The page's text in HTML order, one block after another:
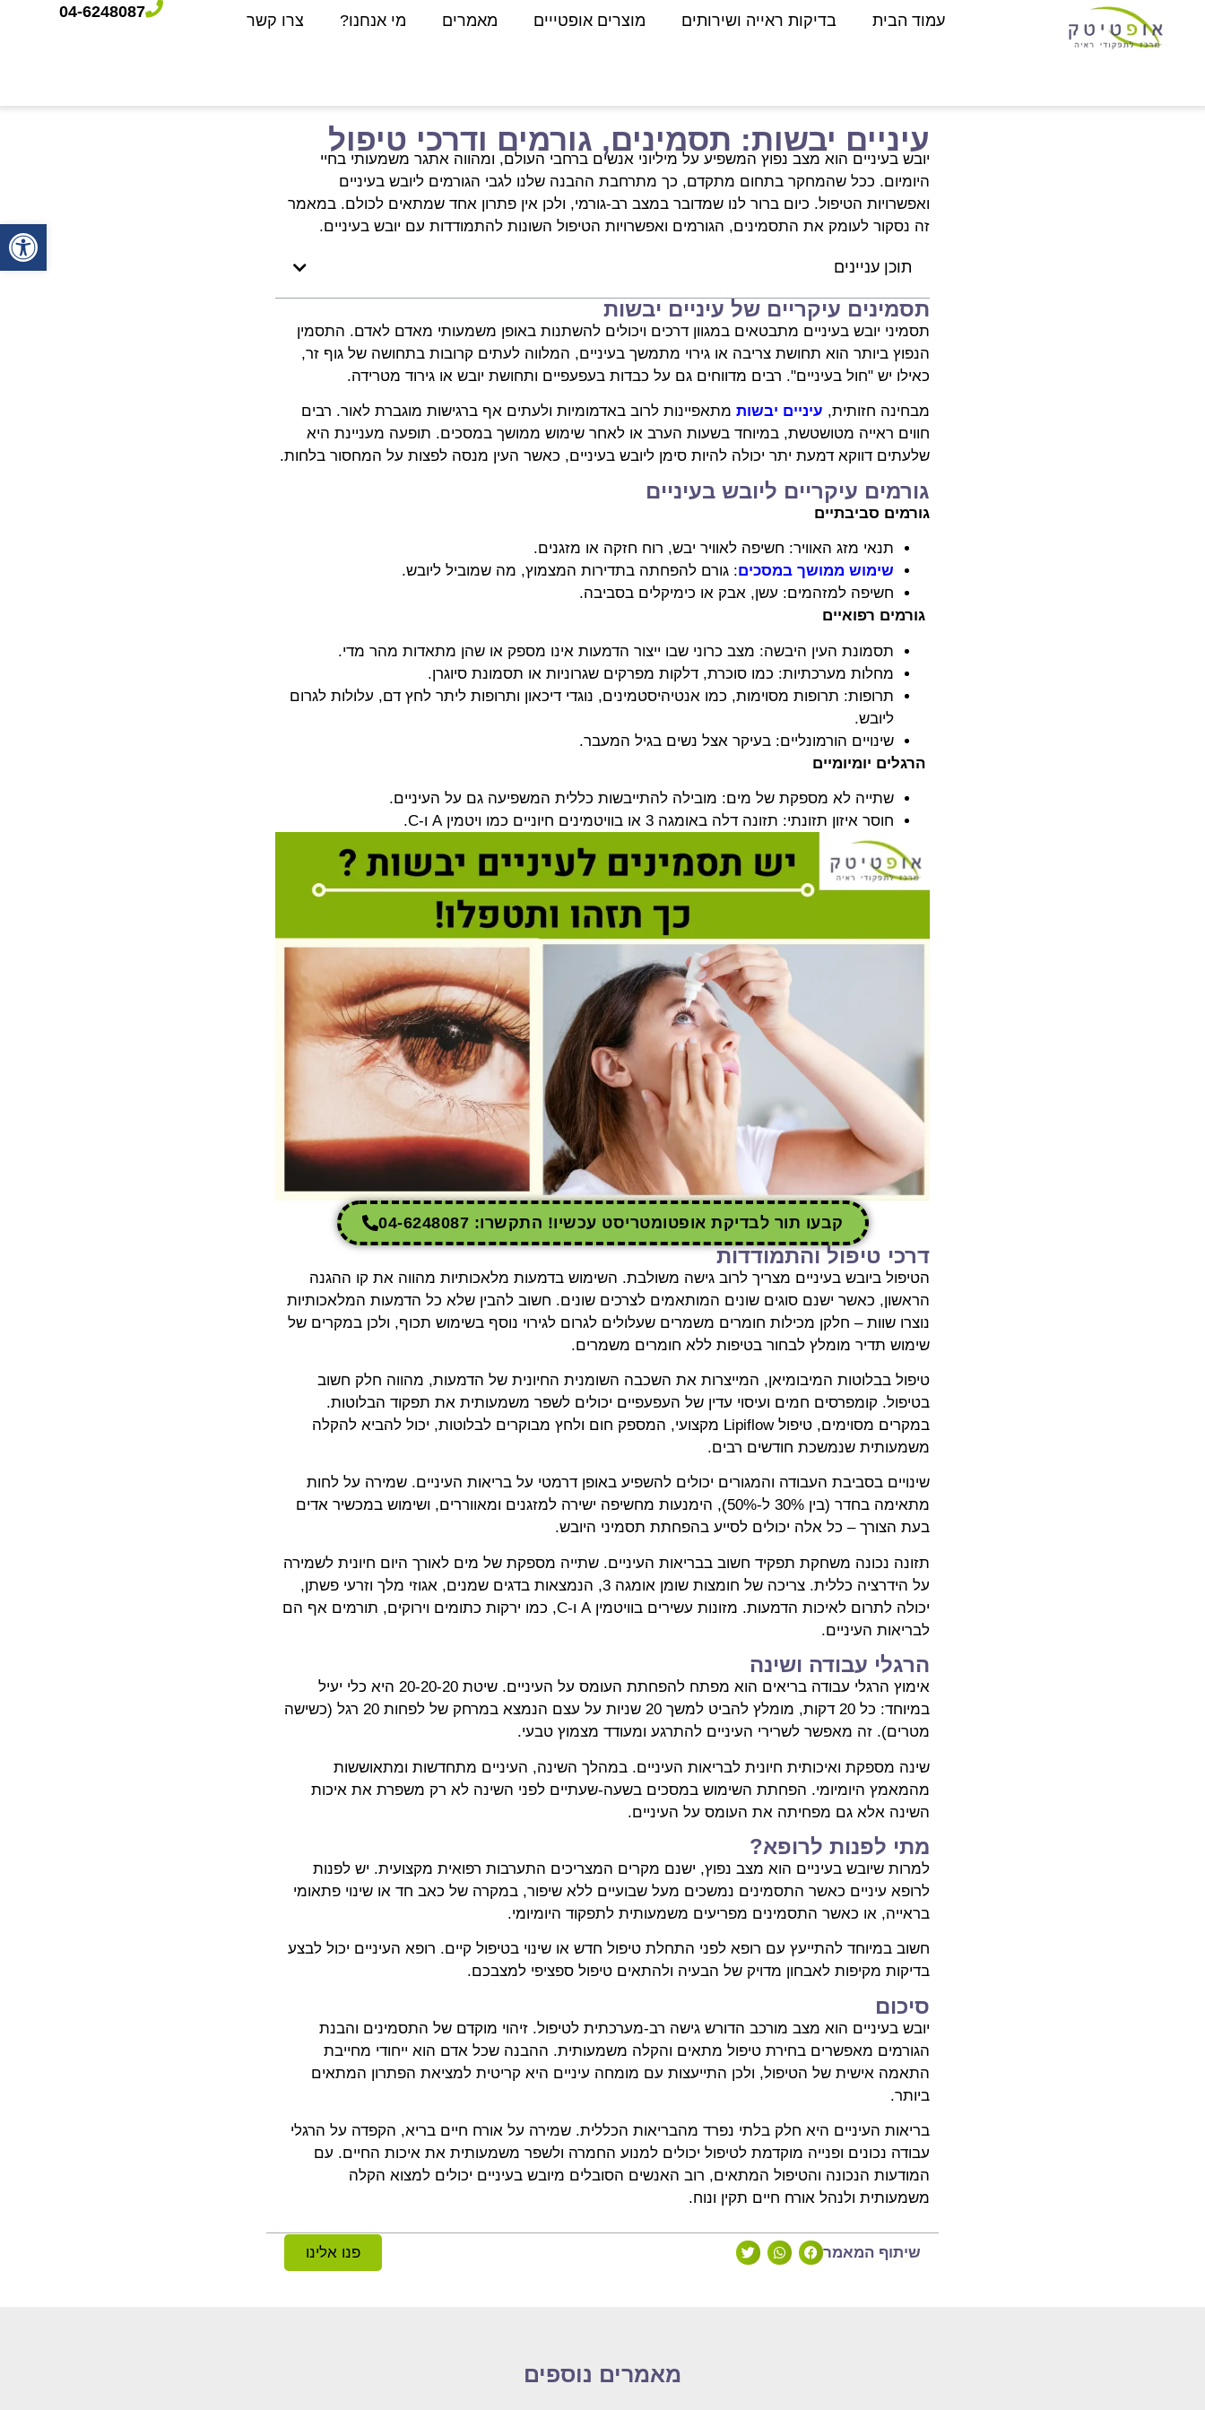
פתח
עמוד הבית בדיקות ראייה ושירותים מוצרים אופטייים מאמרים מי אנחנו? צרו קשר 04-6248087
עיניים יבשות: תסמינים, גורמים ודרכי טיפול
יובש בעיניים הוא מצב נפוץ המשפיע על מיליוני אנשים ברחבי העולם, ומהווה אתגר משמעותי בחיי
היומיום. ככל שהמחקר בתחום מתקדם, כך מתרחבת ההבנה שלנו לגבי הגורמים ליובש בעיניים
ואפשרויות הטיפול. כיום ברור לנו שמדובר במצב רב-גורמי, ולכן אין פתרון אחד שמתאים לכולם. במאמר
זה נסקור לעומק את התסמינים, הגורמים ואפשרויות הטיפול השונות להתמודדות עם יובש בעיניים.
תוכן עניינים
תסמינים עיקריים של עיניים יבשות
תסמיני יובש בעיניים מתבטאים במגוון דרכים ויכולים להשתנות באופן משמעותי מאדם לאדם. התסמין
הנפוץ ביותר הוא תחושת צריבה או גירוי מתמשך בעיניים, המלווה לעתים קרובות בתחושה של גוף זר,
כאילו יש "חול בעיניים". רבים מדווחים גם על כבדות בעפעפיים ותחושת יובש או גירוד מטרידה.
מבחינה חזותית, עיניים יבשות מתאפיינות לרוב באדמומיות ולעתים אף ברגישות מוגברת לאור. רבים
חווים ראייה מטושטשת, במיוחד בשעות הערב או לאחר שימוש ממושך במסכים. תופעה מעניינת היא
שלעתים דווקא דמעת יתר יכולה להיות סימן ליובש בעיניים, כאשר העין מנסה לפצות על המחסור בלחות.
גורמים עיקריים ליובש בעיניים
גורמים סביבתיים
תנאי מזג האוויר: חשיפה לאוויר יבש, רוח חזקה או מזגנים.
שימוש ממושך במסכים: גורם להפחתה בתדירות המצמוץ, מה שמוביל ליובש.
חשיפה למזהמים: עשן, אבק או כימיקלים בסביבה.
גורמים רפואיים
תסמונת העין היבשה: מצב כרוני שבו ייצור הדמעות אינו מספק או שהן מתאדות מהר מדי.
מחלות מערכתיות: כמו סוכרת, דלקות מפרקים שגרוניות או תסמונת סיוגרן.
תרופות: תרופות מסוימות, כמו אנטיהיסטמינים, נוגדי דיכאון ותרופות ליתר לחץ דם, עלולות לגרום
ליובש.
שינויים הורמונליים: בעיקר אצל נשים בגיל המעבר.
הרגלים יומיומיים
שתייה לא מספקת של מים: מובילה להתייבשות כללית המשפיעה גם על העיניים.
חוסר איזון תזונתי: תזונה דלה באומגה 3 או בוויטמינים חיוניים כמו ויטמין A ו-C.
קבעו תור לבדיקת אופטומטריסט עכשיו! התקשרו: 04-6248087
דרכי טיפול והתמודדות
הטיפול ביובש בעיניים מצריך לרוב גישה משולבת. השימוש בדמעות מלאכותיות מהווה את קו ההגנה
הראשון, כאשר ישנם סוגים שונים המותאמים לצרכים שונים. חשוב להבין שלא כל הדמעות המלאכותיות
נוצרו שוות – חלקן מכילות חומרים משמרים שעלולים לגרום לגירוי נוסף בשימוש תכוף, ולכן במקרים של
שימוש תדיר מומלץ לבחור בטיפות ללא חומרים משמרים.
טיפול בבלוטות המיבומיאן, המייצרות את השכבה השומנית החיונית של הדמעות, מהווה חלק חשוב
בטיפול. קומפרסים חמים ועיסוי עדין של העפעפיים יכולים לשפר משמעותית את תפקוד הבלוטות.
במקרים מסוימים, טיפול Lipiflow מקצועי, המספק חום ולחץ מבוקרים לבלוטות, יכול להביא להקלה
משמעותית שנמשכת חודשים רבים.
שינויים בסביבת העבודה והמגורים יכולים להשפיע באופן דרמטי על בריאות העיניים. שמירה על לחות
מתאימה בחדר (בין 30% ל-50%), הימנעות מחשיפה ישירה למזגנים ומאווררים, ושימוש במכשיר אדים
בעת הצורך – כל אלה יכולים לסייע בהפחתת תסמיני היובש.
תזונה נכונה משחקת תפקיד חשוב בבריאות העיניים. שתייה מספקת של מים לאורך היום חיונית לשמירה
על הידרציה כללית. צריכה של חומצות שומן אומגה 3, הנמצאות בדגים שמנים, אגוזי מלך וזרעי פשתן,
יכולה לתרום לאיכות הדמעות. מזונות עשירים בוויטמין A ו-C, כמו ירקות כתומים וירוקים, תורמים אף הם
לבריאות העיניים.
הרגלי עבודה ושינה
אימוץ הרגלי עבודה בריאים הוא מפתח להפחתת העומס על העיניים. שיטת 20-20-20 היא כלי יעיל
במיוחד: כל 20 דקות, מומלץ להביט למשך 20 שניות על עצם הנמצא במרחק של לפחות 20 רגל (כשישה
מטרים). זה מאפשר לשרירי העיניים להתרגע ומעודד מצמוץ טבעי.
שינה מספקת ואיכותית חיונית לבריאות העיניים. במהלך השינה, העיניים מתחדשות ומתאוששות
מהמאמץ היומיומי. הפחתת השימוש במסכים בשעה-שעתיים לפני השינה לא רק משפרת את איכות
השינה אלא גם מפחיתה את העומס על העיניים.
מתי לפנות לרופא?
למרות שיובש בעיניים הוא מצב נפוץ, ישנם מקרים המצריכים התערבות רפואית מקצועית. יש לפנות
לרופא עיניים כאשר התסמינים נמשכים מעל שבועיים ללא שיפור, במקרה של כאב חד או שינוי פתאומי
בראייה, או כאשר התסמינים מפריעים משמעותית לתפקוד היומיומי.
חשוב במיוחד להתייעץ עם רופא לפני התחלת טיפול חדש או שינוי בטיפול קיים. רופא העיניים יכול לבצע
בדיקות מקיפות לאבחון מדויק של הבעיה ולהתאים טיפול ספציפי למצבכם.
סיכום
יובש בעיניים הוא מצב מורכב הדורש גישה רב-מערכתית לטיפול. זיהוי מוקדם של התסמינים והבנת
הגורמים מאפשרים בחירת טיפול מתאים והקלה משמעותית. ההבנה שכל אדם הוא ייחודי מחייבת
התאמה אישית של הטיפול, ולכן התייעצות עם מומחה עיניים היא קריטית למציאת הפתרון המתאים
ביותר.
בריאות העיניים היא חלק בלתי נפרד מהבריאות הכללית. שמירה על אורח חיים בריא, הקפדה על הרגלי
עבודה נכונים ופנייה מוקדמת לטיפול יכולים למנוע החמרה ולשפר משמעותית את איכות החיים. עם
המודעות הנכונה והטיפול המתאים, רוב האנשים הסובלים מיובש בעיניים יכולים למצוא הקלה
משמעותית ולנהל אורח חיים תקין ונוח.
שיתוף המאמר פנו אלינו
מאמרים נוספים